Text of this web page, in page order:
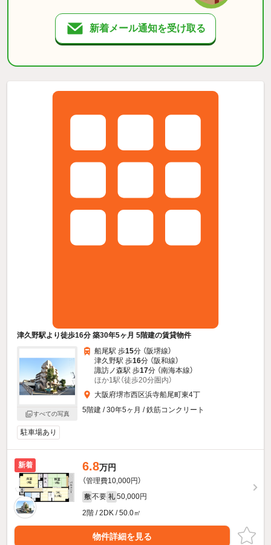
新着メール通知を受け取る
津久野駅より徒歩16分 築30年5ヶ月 5階建の賃貸物件
すべての写真
船尾駅 歩15分 （阪堺線）
津久野駅 歩16分 （阪和線）
諏訪ノ森駅 歩17分 （南海本線）
ほか1駅（徒歩20分圏内）
大阪府堺市西区浜寺船尾町東4丁
5階建 / 30年5ヶ月 / 鉄筋コンクリート
駐車場あり
新着 6.8万円
（管理費10,000円）
敷 不要 礼 50,000円
2階 / 2DK / 50.0㎡
物件詳細を見る